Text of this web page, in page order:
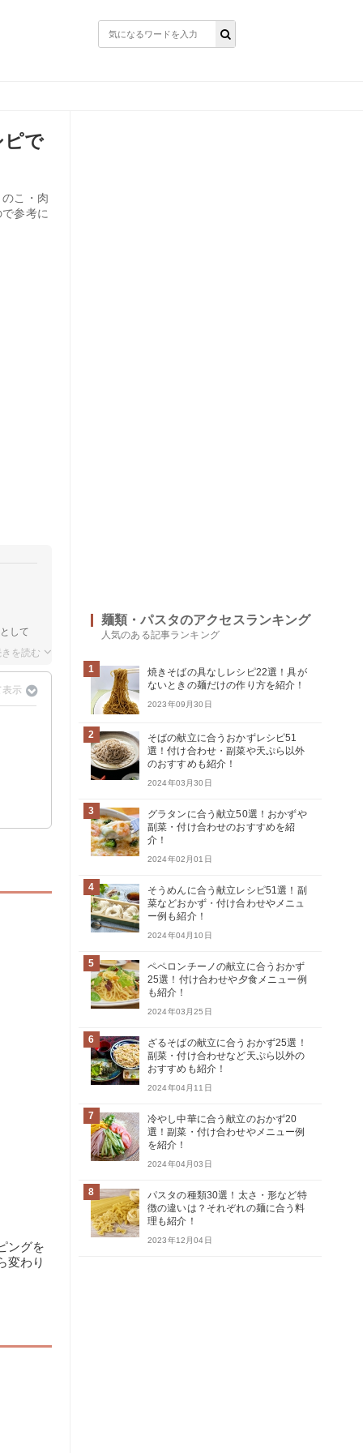
ピで
こ・肉
参考に
して
ングを
変わり
麺類・パスタのアクセスランキング
人気のある記事ランキング
1
焼きそばの具なしレシピ22選！具が
ないときの麺だけの作り方を紹介！
2023年09月30日
2
そばの献立に合うおかずレシピ51
選！付け合わせ・副菜や天ぷら以外
のおすすめも紹介！
2024年03月30日
3
グラタンに合う献立50選！おかずや
副菜・付け合わせのおすすめを紹
介！
2024年02月01日
4
そうめんに合う献立レシピ51選！副
菜などおかず・付け合わせやメニュ
ー例も紹介！
2024年04月10日
5
ペペロンチーノの献立に合うおかず
25選！付け合わせや夕食メニュー例
も紹介！
2024年03月25日
6
ざるそばの献立に合うおかず25選！
副菜・付け合わせなど天ぷら以外の
おすすめも紹介！
2024年04月11日
7
冷やし中華に合う献立のおかず20
選！副菜・付け合わせやメニュー例
を紹介！
2024年04月03日
8
パスタの種類30選！太さ・形など特
徴の違いは？それぞれの麺に合う料
理も紹介！
2023年12月04日